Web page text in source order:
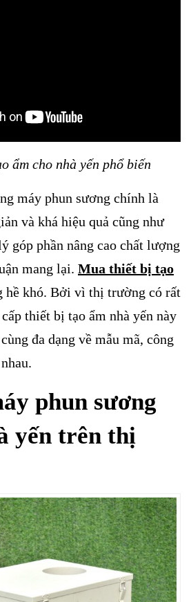
ẩm cho nhà yến phổ biến
máy phun sương chính là
và khá hiệu quả cũng như
góp phần nâng cao chất lượng
mang lại. Mua thiết bị tạo
hề khó. Bởi vì thị trường có rất
thiết bị tạo ẩm nhà yến này
đa dạng về mẫu mã, công
phun sương
yến trên thị